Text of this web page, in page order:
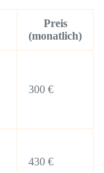
Preis
(monatlich)
300 €
430 €